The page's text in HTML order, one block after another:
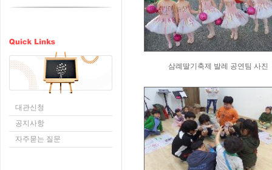
대관신청
공지사항
자주묻는 질문
삼례딸기축제 발레 공연팀 사진